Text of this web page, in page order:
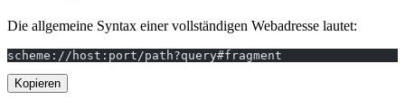
Die allgemeine Syntax einer vollständigen Webadresse lautet:
scheme://host:port/path?query#fragment
Kopieren